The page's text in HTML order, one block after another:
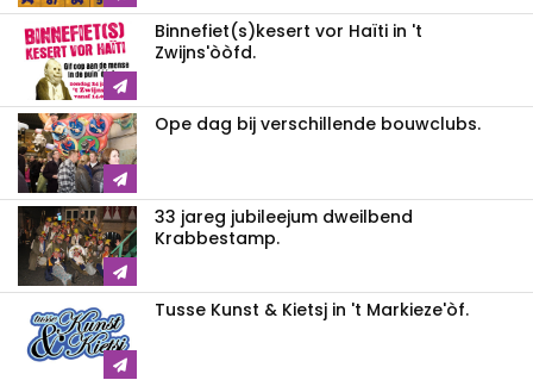
Binnefiet(s)kesert vor Haïti in 't
Zwijns'òòfd.
Ope dag bij verschillende bouwclubs.
33 jareg jubileejum dweilbend
Krabbestamp.
Tusse Kunst & Kietsj in 't Markieze'òf.